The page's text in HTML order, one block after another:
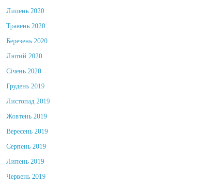
Липень 2020
Травень 2020
Березень 2020
Лютий 2020
Січень 2020
Грудень 2019
Листопад 2019
Жовтень 2019
Вересень 2019
Серпень 2019
Липень 2019
Червень 2019